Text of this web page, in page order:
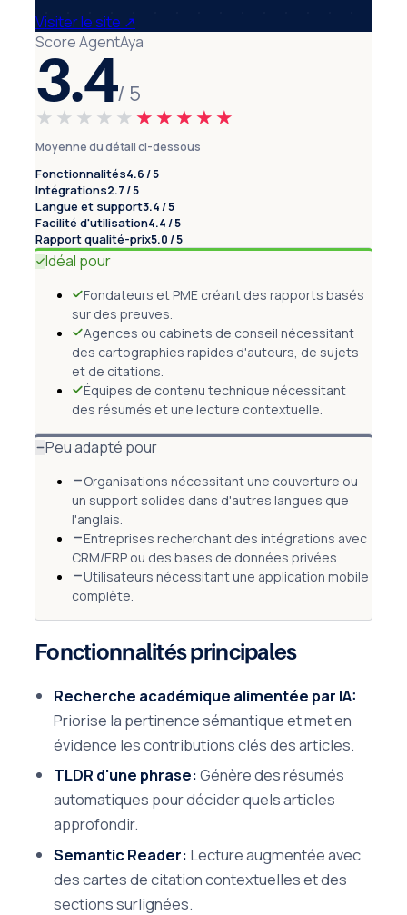
Visiter le site ↗
Score AgentAya
3.4/ 5
★★★★★ ★★★★★
Moyenne du détail ci-dessous
Fonctionnalités4.6 / 5
Intégrations2.7 / 5
Langue et support3.4 / 5
Facilité d'utilisation4.4 / 5
Rapport qualité-prix5.0 / 5
Idéal pour
Fondateurs et PME créant des rapports basés
sur des preuves.
Agences ou cabinets de conseil nécessitant
des cartographies rapides d'auteurs, de sujets
et de citations.
Équipes de contenu technique nécessitant
des résumés et une lecture contextuelle.
Peu adapté pour
Organisations nécessitant une couverture ou
un support solides dans d'autres langues que
l'anglais.
Entreprises recherchant des intégrations avec
CRM/ERP ou des bases de données privées.
Utilisateurs nécessitant une application mobile
complète.
Fonctionnalités principales
Recherche académique alimentée par IA:
Priorise la pertinence sémantique et met en
évidence les contributions clés des articles.
TLDR d'une phrase:Génère des résumés
automatiques pour décider quels articles
approfondir.
Semantic Reader: Lecture augmentée avec
des cartes de citation contextuelles et des
sections surlignées.